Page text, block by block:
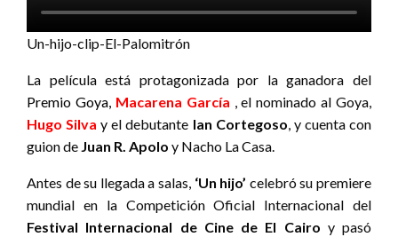
Un-hijo-clip-El-Palomitrón
La película está protagonizada por la ganadora del
Premio Goya, Macarena García , el nominado al Goya,
Hugo Silva y el debutante Ian Cortegoso, y cuenta con
guion de Juan R. Apolo y Nacho La Casa.
Antes de su llegada a salas, ‘Un hijo’ celebró su premiere
mundial en la Competición Oficial Internacional del
Festival Internacional de Cine de El Cairo y pasó